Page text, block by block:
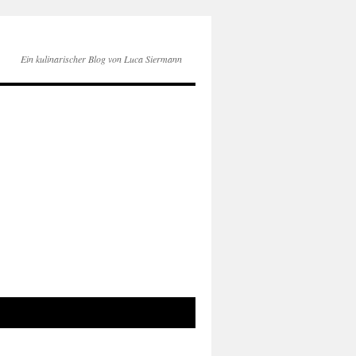
Ein kulinarischer Blog von Luca Siermann